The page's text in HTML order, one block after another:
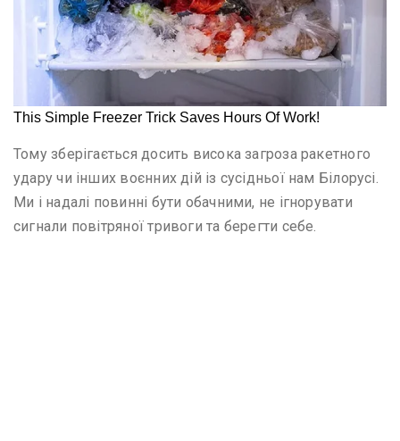
Тому зберігається досить висока загроза ракетного
удару чи інших воєнних дій із сусідньої нам Білорусі.
Ми і надалі повинні бути обачними, не ігнорувати
сигнали повітряної тривоги та берегти себе.